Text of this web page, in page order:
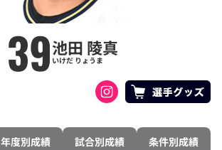
39池田 陵真
いけだ りょうま
年度別成績 試合別成績 条件別成績